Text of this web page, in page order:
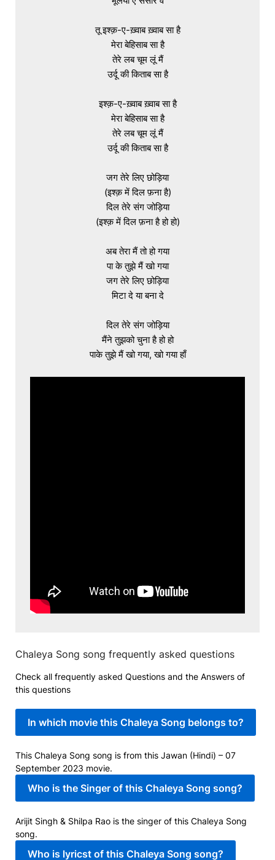
तू इश्क़-ए-ख़्वाब ख़्वाब सा है
मेरा बेहिसाब सा है
तेरे लब चूम लूं मैं
उर्दू की किताब सा है
इश्क़-ए-ख़्वाब ख़्वाब सा है
मेरा बेहिसाब सा है
तेरे लब चूम लूं मैं
उर्दू की किताब सा है
जग तेरे लिए छोड़िया
(इश्क़ में दिल फ़ना है)
दिल तेरे संग जोड़िया
(इश्क़ में दिल फ़ना है हो हो)
अब तेरा मैं तो हो गया
पा के तुझे मैं खो गया
जग तेरे लिए छोड़िया
मिटा दे या बना दे
दिल तेरे संग जोड़िया
मैंने तुझको चुना है हो हो
पाके तुझे मैं खो गया, खो गया हाँ
Chaleya Song song frequently asked questions
Check all frequently asked Questions and the Answers of
this questions
In which movie this Chaleya Song belongs to?
This Chaleya Song song is from this Jawan (Hindi) – 07
September 2023 movie.
Who is the Singer of this Chaleya Song song?
Arijit Singh & Shilpa Rao is the singer of this Chaleya Song
song.
Who is lyricst of this Chaleya Song song?